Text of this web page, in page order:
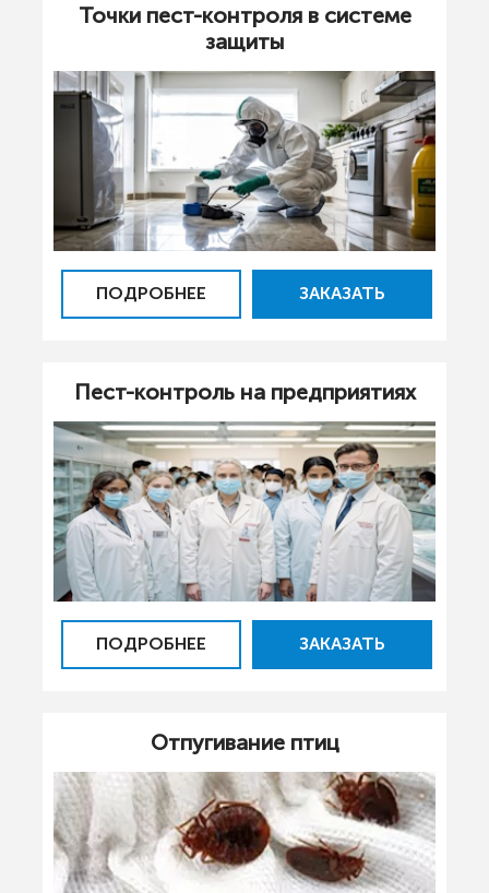
Точки пест-контроля в системе
защиты
ПОДРОБНЕЕ ЗАКАЗАТЬ
Пест-контроль на предприятиях
ПОДРОБНЕЕ ЗАКАЗАТЬ
Отпугивание птиц